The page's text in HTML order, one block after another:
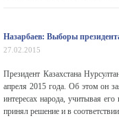
Назарбаев: Выборы
27.02.2015
Президент Казахстана
апреля 2015 года. Об этом он
интересах народа, учитывая
принял решение и в